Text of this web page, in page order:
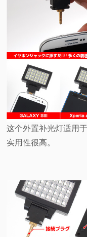
这个外置补光灯适用
实用性很高。